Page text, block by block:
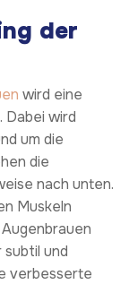
der
wird eine
wird
um die
die
nach unten.
Muskeln
und
verbesserte